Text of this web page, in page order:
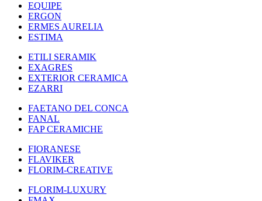
EQUIPE
ERGON
ERMES AURELIA
ESTIMA
ETILI SERAMIK
EXAGRES
EXTERIOR CERAMICA
EZARRI
FAETANO DEL CONCA
FANAL
FAP CERAMICHE
FIORANESE
FLAVIKER
FLORIM-CREATIVE
FLORIM-LUXURY